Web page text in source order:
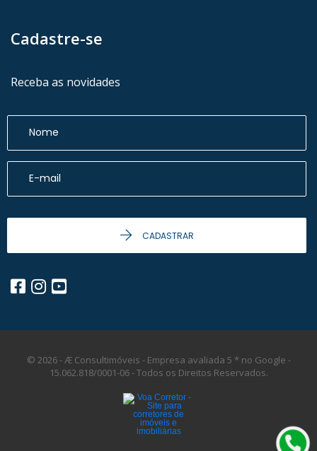
Cadastre-se
Receba as novidades
CADASTRAR
© 2026 - Æ Consultimóveis - Empresa avaliada 5 * no Google -
15.062.818/0001-06 -Todos os Direitos Reservados.